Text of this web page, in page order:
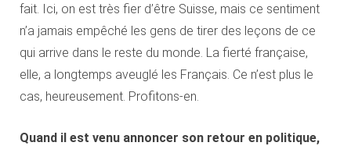
fait. Ici, on est très fier d’être Suisse, mais ce sentiment
n’a jamais empêché les gens de tirer des leçons de ce
qui arrive dans le reste du monde. La fierté française,
elle, a longtemps aveuglé les Français. Ce n’est plus le
cas, heureusement. Profitons-en.
Quand il est venu annoncer son retour en politique,